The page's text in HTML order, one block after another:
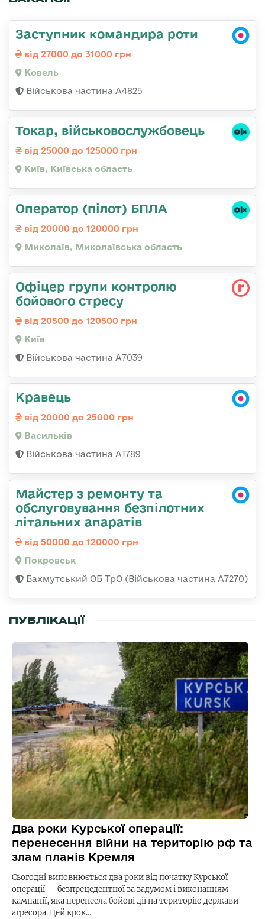
Заступник командира роти
від 27000 до 31000 грн
Ковель
Військова частина А4825
Токар, військовослужбовець
від 25000 до 125000 грн
Київ, Київська область
Оператор (пілот) БПЛА
від 20000 до 120000 грн
Миколаїв, Миколаївська область
Офіцер групи контролю
бойового стресу
від 20500 до 120500 грн
Київ
Військова частина А7039
Кравець
від 20000 до 25000 грн
Васильків
Військова частина А1789
Майстер з ремонту та
обслуговування безпілотних
літальних апаратів
від 50000 до 120000 грн
Покровськ
Бахмутський ОБ ТрО (Військова частина А7270)
ПУБЛІКАЦІЇ
Два роки Курської операції:
перенесення війни на територію рф та
злам планів Кремля
Сьогодні виповнюється два роки від початку Курської
операції — безпрецедентної за задумом і виконанням
кампанії, яка перенесла бойові дії на територію держави-
агресора. Цей крок…